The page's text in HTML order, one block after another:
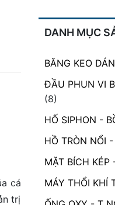
cá
trị
DANH MỤC
BĂNG KEO
ĐẦU PHUN VI
(8)
HỐ SIPHON -
HỒ TRÒN NỔI
MẶT BÍCH KÉP
MÁY THỔI KHÍ